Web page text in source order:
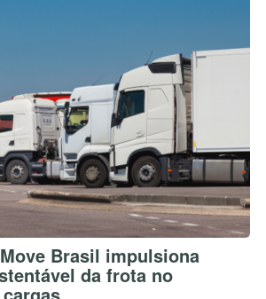
Brasil impulsiona
da frota no